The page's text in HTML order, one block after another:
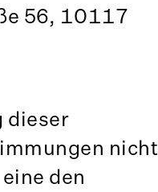
56, 10117
dieser
nicht
den